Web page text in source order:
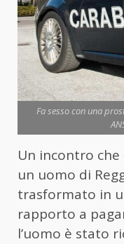
Fa sesso con una
Un incontro
un uomo di
trasformato in
rapporto a
l’uomo è stato